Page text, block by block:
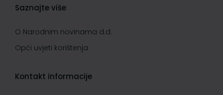
Saznajte više
O Narodnim novinama d.d.
Opći uvjeti korištenja
Kontakt informacije